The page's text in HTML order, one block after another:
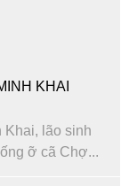
KHAI
Khai, lão sinh
ỡ cã Chợ...